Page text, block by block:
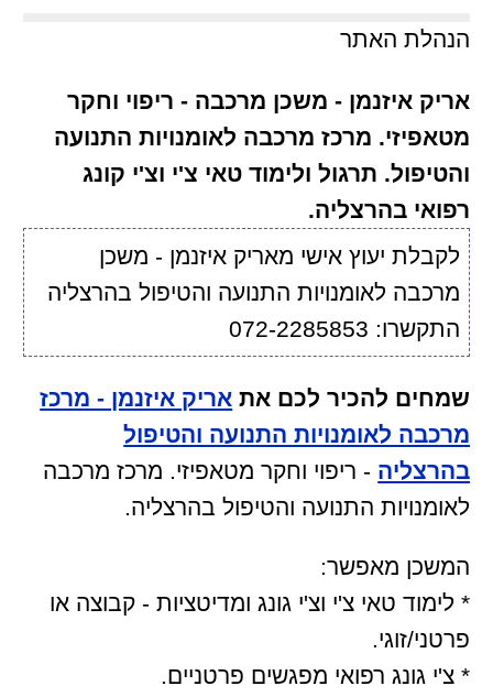
הנהלת האתר
אריק איזנמן - משכן מרכבה - ריפוי וחקר
מטאפיזי. מרכז מרכבה לאומנויות התנועה
והטיפול. תרגול ולימוד טאי צ'י וצ'י קונג
רפואי בהרצליה.
לקבלת יעוץ אישי מאריק איזנמן - משכן
מרכבה לאומנויות התנועה והטיפול בהרצליה
התקשרו: 072-2285853
שמחים להכיר לכם את אריק איזנמן - מרכז
מרכבה לאומנויות התנועה והטיפול
בהרצליה - ריפוי וחקר מטאפיזי. מרכז מרכבה
לאומנויות התנועה והטיפול בהרצליה.
המשכן מאפשר:
* לימוד טאי צ'י וצ'י גונג ומדיטציות - קבוצה או
פרטני/זוגי.
* צ'י גונג רפואי מפגשים פרטניים.